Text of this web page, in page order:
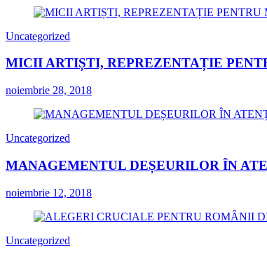
Uncategorized
MICII ARTIȘTI, REPREZENTAȚIE
noiembrie 28, 2018
Uncategorized
MANAGEMENTUL DEȘEURILOR ÎN
noiembrie 12, 2018
Uncategorized